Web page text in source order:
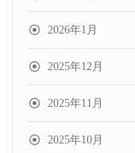
2026年1月
2025年12月
2025年11月
2025年10月